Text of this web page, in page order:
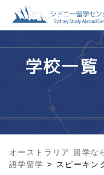
学校一
オーストラリア 留学な
語学留学 > スピーキン